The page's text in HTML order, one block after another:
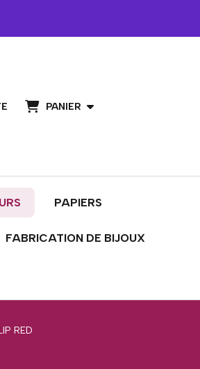
PANIER
PAPIERS
FABRICATION DE BIJOUX
RED